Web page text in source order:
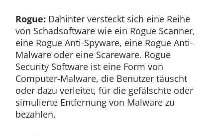
Rogue: Dahinter versteckt sich eine Reihe
von Schadsoftware wie ein Rogue Scanner,
eine Rogue Anti-Spyware, eine Rogue Anti-
Malware oder eine Scareware. Rogue
Security Software ist eine Form von
Computer-Malware, die Benutzer täuscht
oder dazu verleitet, für die gefälschte oder
simulierte Entfernung von Malware zu
bezahlen.